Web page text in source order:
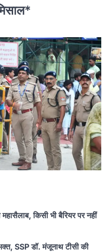
किसी भी बैरियर पर नहीं
SSP डॉ. मंजूनाथ टीसी की